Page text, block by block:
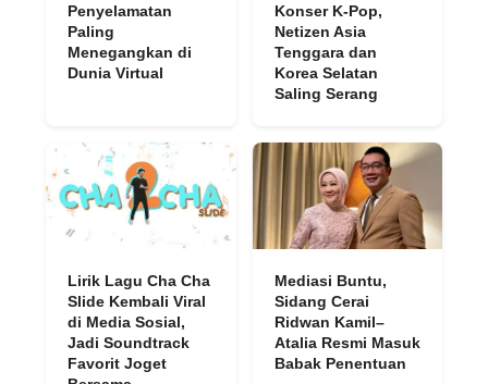
Penyelamatan
Paling
Menegangkan di
Dunia Virtual
Konser K-Pop,
Netizen Asia
Tenggara dan
Korea Selatan
Saling Serang
Lirik Lagu Cha Cha
Slide Kembali Viral
di Media Sosial,
Jadi Soundtrack
Favorit Joget
Mediasi Buntu,
Sidang Cerai
Ridwan Kamil–
Atalia Resmi Masuk
Babak Penentuan